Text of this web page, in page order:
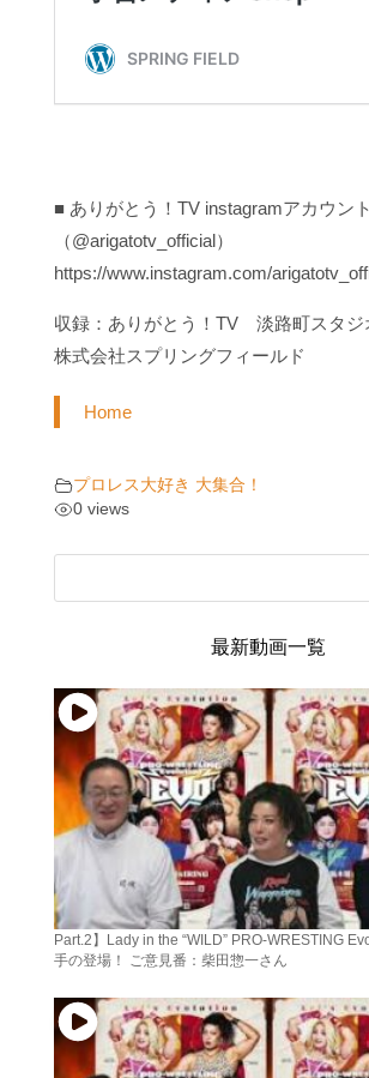
■ ありがとう！TV instagramアカウント
（@arigatotv_official）
https://www.instagram.com/
収録：ありがとう！TV 淡路町スタジ
株式会社スプリングフィールド
Home
プロレス大好き 大集合！
0 views
最新動画一覧
Part.2】Lady in the “WILD” PRO-WRESTING
手の登場！ ご意見番：柴田惣一さん